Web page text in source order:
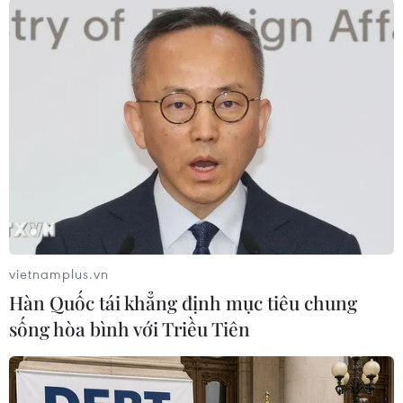
phá nghiêm trọng đối với nhà ở,
cơ sở hạ tầng và sản xuất, hệ
thống điện và thông tin liên lạc
chịu ảnh hưởng nghiêm trọng.
vietnamplus.vn
Hàn Quốc tái khẳng định mục tiêu chung
sống hòa bình với Triều Tiên